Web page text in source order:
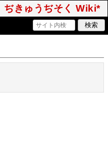
ぢきゅうぢそく Wiki*